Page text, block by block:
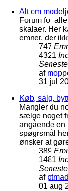
Alt om
Forum for
skalaer. Her
emner, der
747
4321
af
31 jul
Køb, salg,
Mangler du
sælge noget
angående en
spøgrsmål
ønsker at
389
1481
af
01 aug